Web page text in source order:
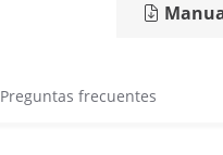
Preguntas frecuentes